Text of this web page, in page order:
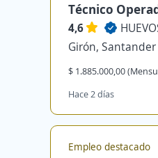
Técnico
4,6
Girón, Santander
$ 1.885.000,00
Hace 2 días
Empleo destacado